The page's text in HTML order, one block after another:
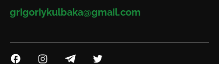
Email
grigoriykulbaka@gmail.com
Посилання на Facebook
Посилання на Instagram
Посилання на Telegram
Посилання на Twitter